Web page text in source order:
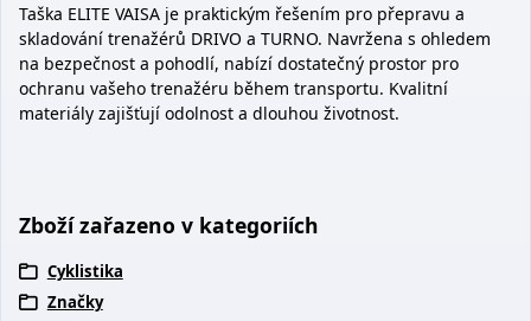
Taška ELITE VAISA je praktickým řešením pro přepravu a
skladování trenažérů DRIVO a TURNO. Navržena s ohledem
na bezpečnost a pohodlí, nabízí dostatečný prostor pro
ochranu vašeho trenažéru během transportu. Kvalitní
materiály zajišťují odolnost a dlouhou životnost.
Zboží zařazeno v kategoriích
Cyklistika
Značky